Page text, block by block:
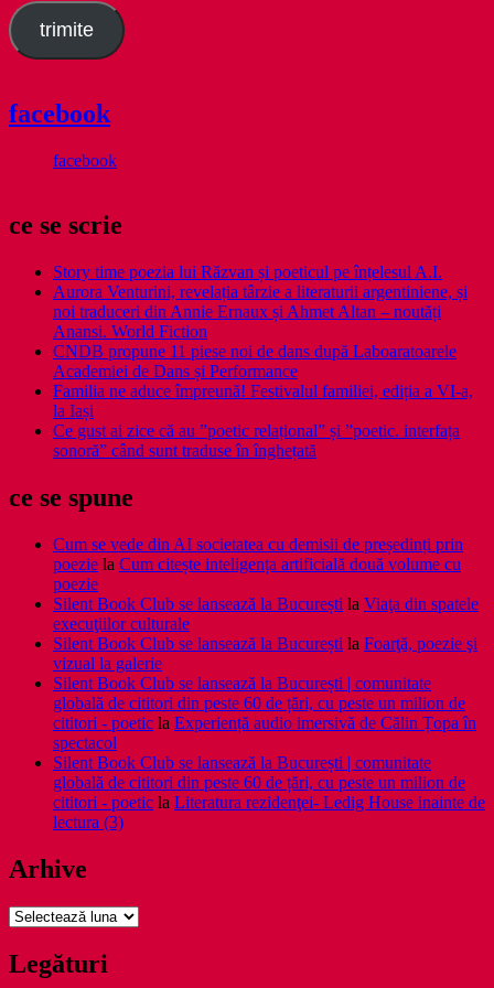
trimite
facebook
facebook
ce se scrie
Story time poezia lui Răzvan și poeticul pe înțelesul A.I.
Aurora Venturini, revelația târzie a literaturii argentiniene, și
noi traduceri din Annie Ernaux și Ahmet Altan – noutăți
Anansi. World Fiction
CNDB propune 11 piese noi de dans după Laboaratoarele
Academiei de Dans și Performance
Familia ne aduce împreună! Festivalul familiei, ediția a VI-a,
la Iași
Ce gust ai zice că au ”poetic relațional” și ”poetic. interfața
sonoră” când sunt traduse în înghețată
ce se spune
Cum se vede din AI societatea cu demisii de președinți prin
poezie la Cum citește inteligența artificială două volume cu
poezie
Silent Book Club se lansează la București la Viaţa din spatele
execuţiilor culturale
Silent Book Club se lansează la București la Foarţă, poezie şi
vizual la galerie
Silent Book Club se lansează la București | comunitate
globală de cititori din peste 60 de țări, cu peste un milion de
cititori - poetic la Experiență audio imersivă de Călin Țopa în
spectacol
Silent Book Club se lansează la București | comunitate
globală de cititori din peste 60 de țări, cu peste un milion de
cititori - poetic la Literatura rezidenţei- Ledig House inainte de
lectura (3)
Arhive
Arhive
Legături